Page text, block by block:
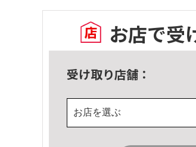
お店で受
受け取り店舗：
お店を選ぶ